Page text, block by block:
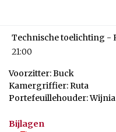
Technische toelichting -
21:00
Voorzitter: Buck
Kamergriffier: Ruta
Portefeuillehouder: Wijnia
Bijlagen